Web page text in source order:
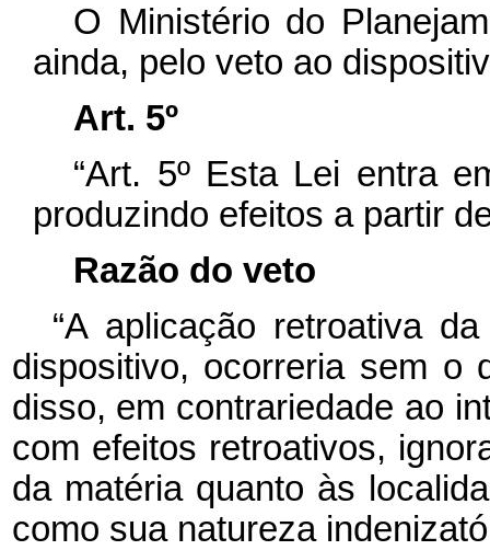
O Ministério do
ainda, pelo veto ao
Art. 5º
“Art. 5º Esta Lei entra
produzindo efeitos a partir
Razão do veto
“A aplicação retroativa
dispositivo, ocorreria sem o
disso, em contrariedade ao
com efeitos retroativos,
da matéria quanto às
como sua natureza